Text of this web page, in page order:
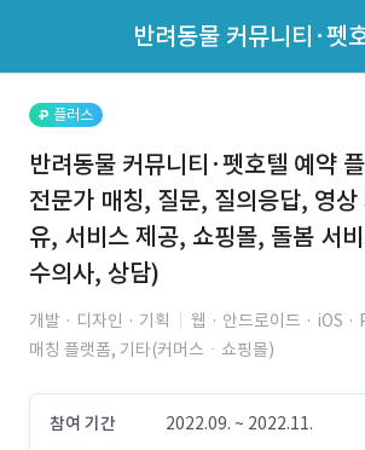
지원자 목록 바로가기
플러스
반려동물 커뮤니티·펫호텔 예약
전문가 매칭, 질문, 질의응답, 영
유, 서비스 제공, 쇼핑몰, 돌봄 서
수의사, 상담)
개발 · 디자인 · 기획 웹 · 안드로이드 · iOS ·
매칭 플랫폼, 기타(커머스ㆍ쇼핑몰)
참여 기간
2022.09. ~ 2022.11.